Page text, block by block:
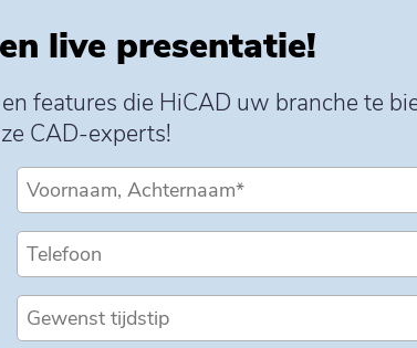
live presentatie!
features die HiCAD uw branche te
CAD-experts!